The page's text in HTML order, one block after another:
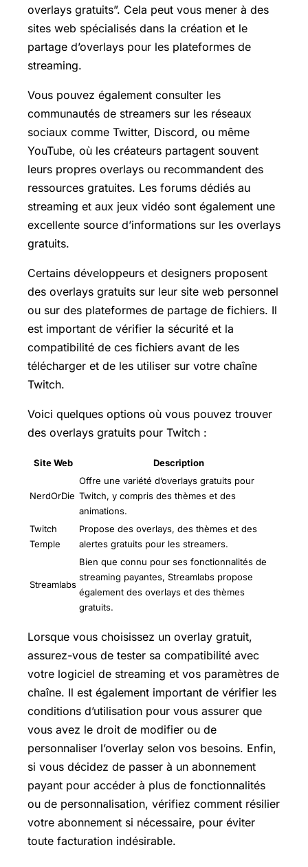
overlays gratuits”. Cela peut vous mener à des
sites web spécialisés dans la création et le
partage d’overlays pour les plateformes de
streaming.
Vous pouvez également consulter les
communautés de streamers sur les réseaux
sociaux comme Twitter, Discord, ou même
YouTube, où les créateurs partagent souvent
leurs propres overlays ou recommandent des
ressources gratuites. Les forums dédiés au
streaming et aux jeux vidéo sont également une
excellente source d’informations sur les overlays
gratuits.
Certains développeurs et designers proposent
des overlays gratuits sur leur site web personnel
ou sur des plateformes de partage de fichiers. Il
est important de vérifier la sécurité et la
compatibilité de ces fichiers avant de les
télécharger et de les utiliser sur votre chaîne
Twitch.
Voici quelques options où vous pouvez trouver
des overlays gratuits pour Twitch :
Site Web Description
NerdOrDie
Offre une variété d’overlays gratuits pour
Twitch, y compris des thèmes et des
animations.
Twitch
Temple
Propose des overlays, des thèmes et des
alertes gratuits pour les streamers.
Streamlabs
Bien que connu pour ses fonctionnalités de
streaming payantes, Streamlabs propose
également des overlays et des thèmes
gratuits.
Lorsque vous choisissez un overlay gratuit,
assurez-vous de tester sa compatibilité avec
votre logiciel de streaming et vos paramètres de
chaîne. Il est également important de vérifier les
conditions d’utilisation pour vous assurer que
vous avez le droit de modifier ou de
personnaliser l’overlay selon vos besoins. Enfin,
si vous décidez de passer à un abonnement
payant pour accéder à plus de fonctionnalités
ou de personnalisation, vérifiez comment résilier
votre abonnement si nécessaire, pour éviter
toute facturation indésirable.